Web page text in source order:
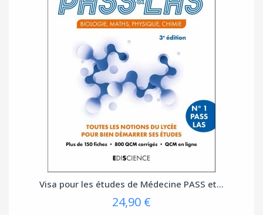
Visa pour les études de Médecine PASS et...
24,90 €